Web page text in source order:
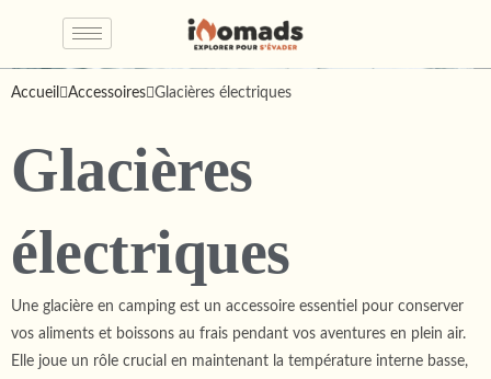
Accueil Accessoires Glacières électriques
Glacières
électriques
Une glacière en camping est un accessoire essentiel pour conserver
vos aliments et boissons au frais pendant vos aventures en plein air.
Elle joue un rôle crucial en maintenant la température interne basse,